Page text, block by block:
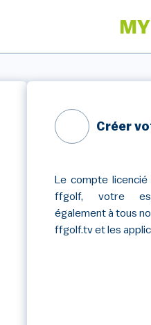
Créer
Le compte
ffgolf, votre
également à tous
ffgolf.tv et les